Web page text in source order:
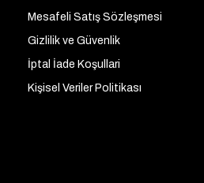
Mesafeli Satış Sözleşmesi
Gizlilik ve Güvenlik
İptal İade Koşullari
Kişisel Veriler Politikası